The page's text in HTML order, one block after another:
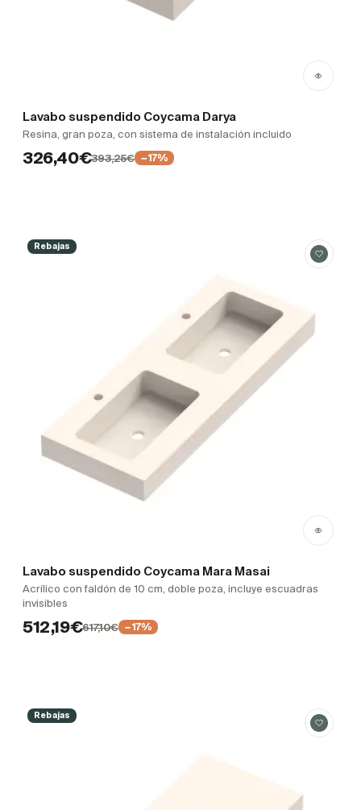
Lavabo suspendido Coycama Darya
Resina, gran poza, con sistema de instalación incluido
326,40€393,25€ −17%
Rebajas
Lavabo suspendido Coycama Mara Masai
Acrílico con faldón de 10 cm, doble poza, incluye escuadras
invisibles
512,19€617,10€ −17%
Rebajas